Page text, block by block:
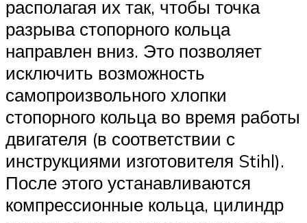
располагая их так, чтобы точка
разрыва стопорного кольца
направлен вниз. Это позволяет
исключить возможность
самопроизвольного хлопки
стопорного кольца во время работы
двигателя (в соответствии с
инструкциями изготовителя Stihl).
После этого устанавливаются
компрессионные кольца, цилиндр